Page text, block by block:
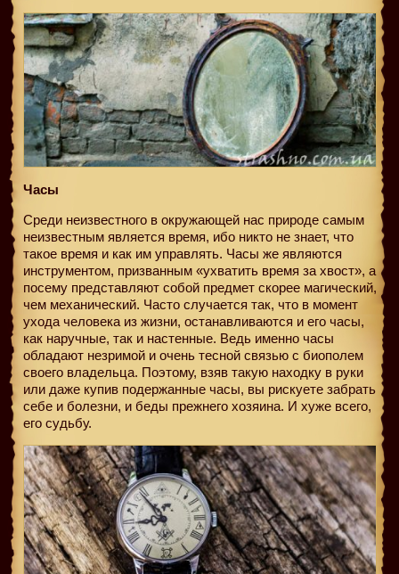
Часы
Среди неизвестного в окружающей нас природе самым
неизвестным является время, ибо никто не знает, что
такое время и как им управлять. Часы же являются
инструментом, призванным «ухватить время за хвост», а
посему представляют собой предмет скорее магический,
чем механический. Часто случается так, что в момент
ухода человека из жизни, останавливаются и его часы,
как наручные, так и настенные. Ведь именно часы
обладают незримой и очень тесной связью с биополем
своего владельца. Поэтому, взяв такую находку в руки
или даже купив подержанные часы, вы рискуете забрать
себе и болезни, и беды прежнего хозяина. И хуже всего,
его судьбу.